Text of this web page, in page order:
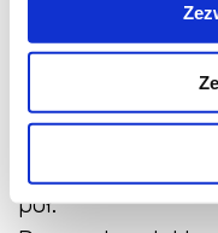
Z umytej fasolki
ogonkami a
pół.